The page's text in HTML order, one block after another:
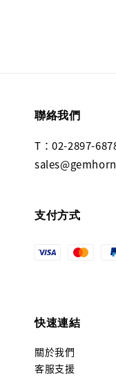
聯絡我們
T：02-2897-
支付方式
快速連結
關於我們
客服支援